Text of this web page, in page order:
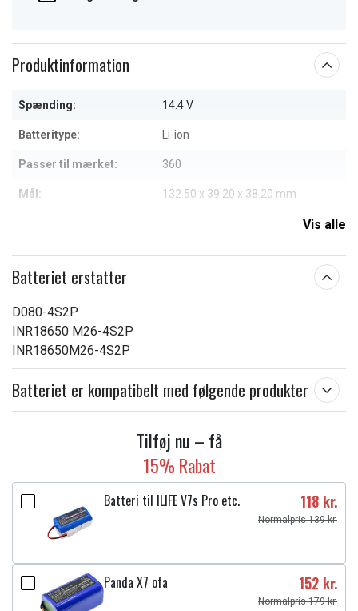
Produktinformation
Spænding: 14.4 V
Batteritype: Li-ion
Passer til mærket: 360
Mål: 132.50 x 39.20 x 38.20 mm
Vis alle
Batteriet erstatter
D080-4S2P
INR18650 M26-4S2P
INR18650M26-4S2P
Batteriet er kompatibelt med følgende produkter
Tilføj nu – få
15% Rabat
Batteri til ILIFE V7s Pro etc. 118 kr.
Normalpris 139 kr.
Panda X7 ofa 152 kr.
Normalpris 179 kr.